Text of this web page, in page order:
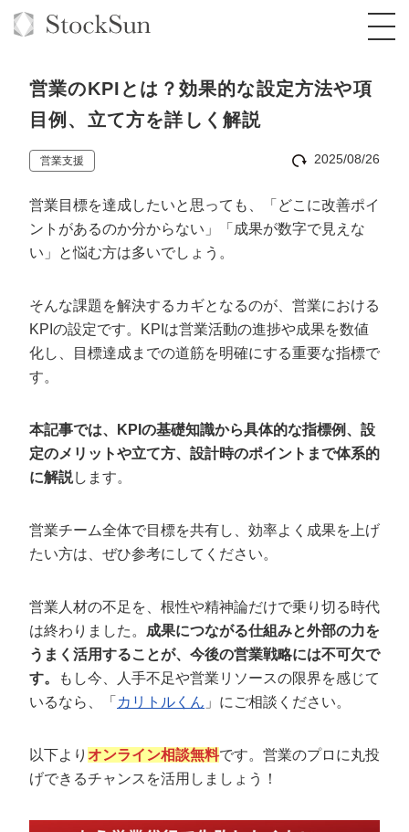
オーダーメイド支援
TOP
コンサルタント一覧
社内コンペ
クレーム窓口
BPO支援
定額制Webマーケティング代行『マキトルく
定額制営業代行『カリトルくん』
定額制採用代行・RPO『トルトルくん』
定額LINE運用代行『LINEマキトルくん』
オリジナルサービス
拡散付1日密着動画制作『まるごと社長』
1本無料で記事を制作『SEOトライアル』
採用YouTubeチャンネル構築『トリトル』
お役立ち資料
料金表
オンラインサロン
道場TOP
動画編集
広告運用
年収エージェント
会社概要・役員紹介
代表メッセージ（岩野圭佑）
認定パートナー
動画ディレクター
営業
正社員
マーケマネージャー
営業のKPIとは？効果的な設定方法や項
目例、立て方を詳しく解説
営業支援 2025/08/26
営業目標を達成したいと思っても、「どこに改善ポイ
ントがあるのか分からない」「成果が数字で見えな
い」と悩む方は多いでしょう。
そんな課題を解決するカギとなるのが、営業における
KPIの設定です。KPIは営業活動の進捗や成果を数値
化し、目標達成までの道筋を明確にする重要な指標で
す。
本記事では、KPIの基礎知識から具体的な指標例、設
定のメリットや立て方、設計時のポイントまで体系的
に解説します。
営業チーム全体で目標を共有し、効率よく成果を上げ
たい方は、ぜひ参考にしてください。
営業人材の不足を、根性や精神論だけで乗り切る時代
は終わりました。 成果につながる仕組みと外部の力を
うまく活用することが、今後の営業戦略には不可欠で
す。
もし今、人手不足や営業リソースの限界を感じて
いるなら、「 カリトルくん 」にご相談ください。
以下より オンライン相談無料です。営業のプロに丸投
げできるチャンスを活用しましょう！